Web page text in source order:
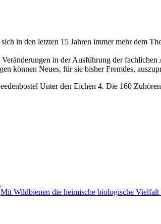
in den letzten 15 Jahren immer mehr dem
in der Ausführung der
können Neues, für sie bisher Fremdes,
Unter den Eichen 4. Die 160
Mit Wildbienen die heimische biologische Vielfalt